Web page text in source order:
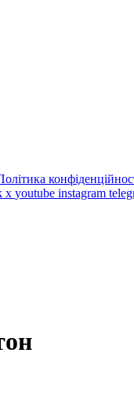
x youtube instagram